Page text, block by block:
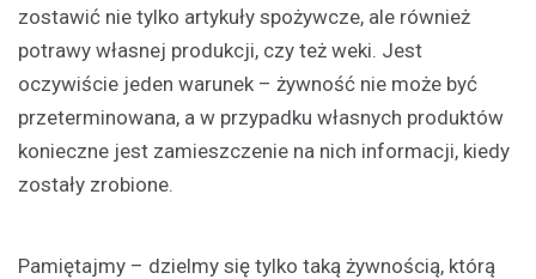
zostawić nie tylko artykuły spożywcze, ale również
potrawy własnej produkcji, czy też weki. Jest
oczywiście jeden warunek – żywność nie może być
przeterminowana, a w przypadku własnych produktów
konieczne jest zamieszczenie na nich informacji, kiedy
zostały zrobione.
Pamiętajmy – dzielmy się tylko taką żywnością, którą